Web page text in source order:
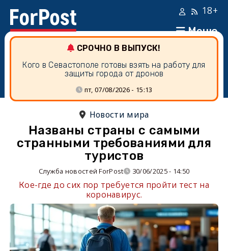
Меню
18+
СРОЧНО В ВЫПУСК!
Кого в Севастополе готовы взять на работу для
защиты города от дронов
пт, 07/08/2026 - 15:13
Новости мира
Названы страны с самыми
странными требованиями для
туристов
Служба новостей ForPost 30/06/2025 - 14:50
Кое-где до сих пор требуется пройти тест на
коронавирус.